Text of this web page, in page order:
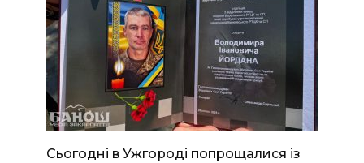
Сьогодні в Ужгороді попрощалися із